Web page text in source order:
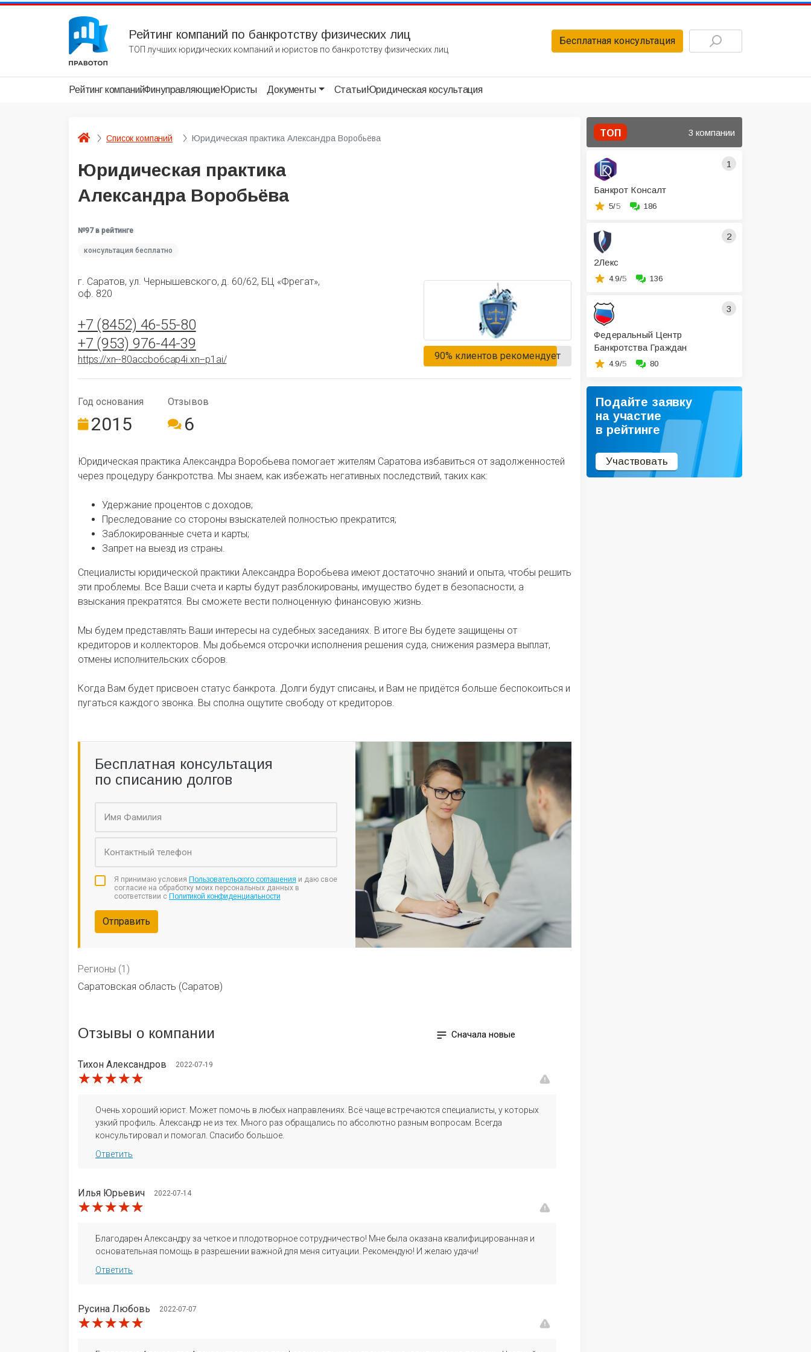
Рейтинг компаний по банкротству физических лиц
ТОП лучших юридических компаний и юристов по банкротству физических лиц
Бесплатная консультация
Рейтинг компанийФинуправляющиеЮристы Документы СтатьиЮридическая косультация
Список компаний Юридическая практика Александра Воробьёва
Юридическая практика
Александра Воробьёва
№97 в рейтинге
консультация бесплатно
г. Саратов, ул. Чернышевского, д. 60/62, БЦ «Фрегат»,
оф. 820
+7 (8452) 46-55-80
+7 (953) 976-44-39
https://xn--80accbo6cap4i.xn--p1ai/ 90% клиентов рекомендует
Год ос­но­ва­ния
2015
Отзывов
6
Юридическая практика Александра Воробьева помогает жителям Саратова избавиться от задолженностей
через процедуру банкротства. Мы знаем, как избежать негативных последствий, таких как:
Удержание процентов с доходов;
Преследование со стороны взыскателей полностью прекратится;
Заблокированные счета и карты;
Запрет на выезд из страны.
Специалисты юридической практики Александра Воробьева имеют достаточно знаний и опыта, чтобы решить
эти проблемы. Все Ваши счета и карты будут разблокированы, имущество будет в безопасности, а
взыскания прекратятся. Вы сможете вести полноценную финансовую жизнь.
Мы будем представлять Ваши интересы на судебных заседаниях. В итоге Вы будете защищены от
кредиторов и коллекторов. Мы добьемся отсрочки исполнения решения суда, снижения размера выплат,
отмены исполнительских сборов.
Когда Вам будет присвоен статус банкрота. Долги будут списаны, и Вам не придётся больше беспокоиться и
пугаться каждого звонка. Вы сполна ощутите свободу от кредиторов.
Бесплатная консультация
по списанию долгов
Я принимаю условия Пользовательского соглашения и даю свое
согласие на обработку моих персональных данных в
соответствии с Политикой конфиденциальности
Отправить
Регионы (1)
Саратовская область (Саратов)
Сначала новые
Отзывы о компании
Тихон Александров 2022-07-19
★★★★★
★★★★★
★★★★★
Очень хороший юрист. Может помочь в любых направлениях. Всё чаще встречаются специалисты, у которых
узкий профиль. Александр не из тех. Много раз обращались по абсолютно разным вопросам. Всегда
консультировал и помогал. Спасибо большое.
Ответить
Илья Юрьевич 2022-07-14
★★★★★
★★★★★
★★★★★
Благодарен Александру за четкое и плодотворное сотрудничество! Мне была оказана квалифицированная и
основательная помощь в разрешении важной для меня ситуации. Рекомендую! И желаю удачи!
Ответить
Русина Любовь 2022-07-07
★★★★★
★★★★★
★★★★★
ТОП 3 компании
1
Банкрот Консалт
5/5 186
2
2Лекс
4.9/5 136
3
Федеральный Центр
Банкротства Граждан
4.9/5 80
Подайте заявку
на участие
в рейтинге
Участвовать